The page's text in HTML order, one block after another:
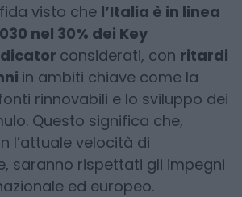
visto che l’Italia è in linea
nel 30% dei Key
considerati, con ritardi
in ambiti chiave come la
rinnovabili e lo sviluppo dei
Questo significa che,
l’attuale velocità di
saranno rispettati gli impegni
ed europeo.